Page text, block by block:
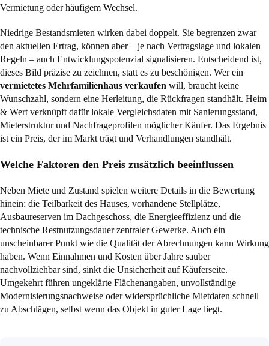
Vermietung oder häufigem Wechsel.
Niedrige Bestandsmieten wirken dabei doppelt. Sie begrenzen zwar
den aktuellen Ertrag, können aber – je nach Vertragslage und lokalen
Regeln – auch Entwicklungspotenzial signalisieren. Entscheidend ist,
dieses Bild präzise zu zeichnen, statt es zu beschönigen. Wer ein
vermietetes Mehrfamilienhaus verkaufen will, braucht keine
Wunschzahl, sondern eine Herleitung, die Rückfragen standhält. Heim
& Wert verknüpft dafür lokale Vergleichsdaten mit Sanierungsstand,
Mieterstruktur und Nachfrageprofilen möglicher Käufer. Das Ergebnis
ist ein Preis, der im Markt trägt und Verhandlungen standhält.
Welche Faktoren den Preis zusätzlich beeinflussen
Neben Miete und Zustand spielen weitere Details in die Bewertung
hinein: die Teilbarkeit des Hauses, vorhandene Stellplätze,
Ausbaureserven im Dachgeschoss, die Energieeffizienz und die
technische Restnutzungsdauer zentraler Gewerke. Auch ein
unscheinbarer Punkt wie die Qualität der Abrechnungen kann Wirkung
haben. Wenn Einnahmen und Kosten über Jahre sauber
nachvollziehbar sind, sinkt die Unsicherheit auf Käuferseite.
Umgekehrt führen ungeklärte Flächenangaben, unvollständige
Modernisierungsnachweise oder widersprüchliche Mietdaten schnell
zu Abschlägen, selbst wenn das Objekt in guter Lage liegt.